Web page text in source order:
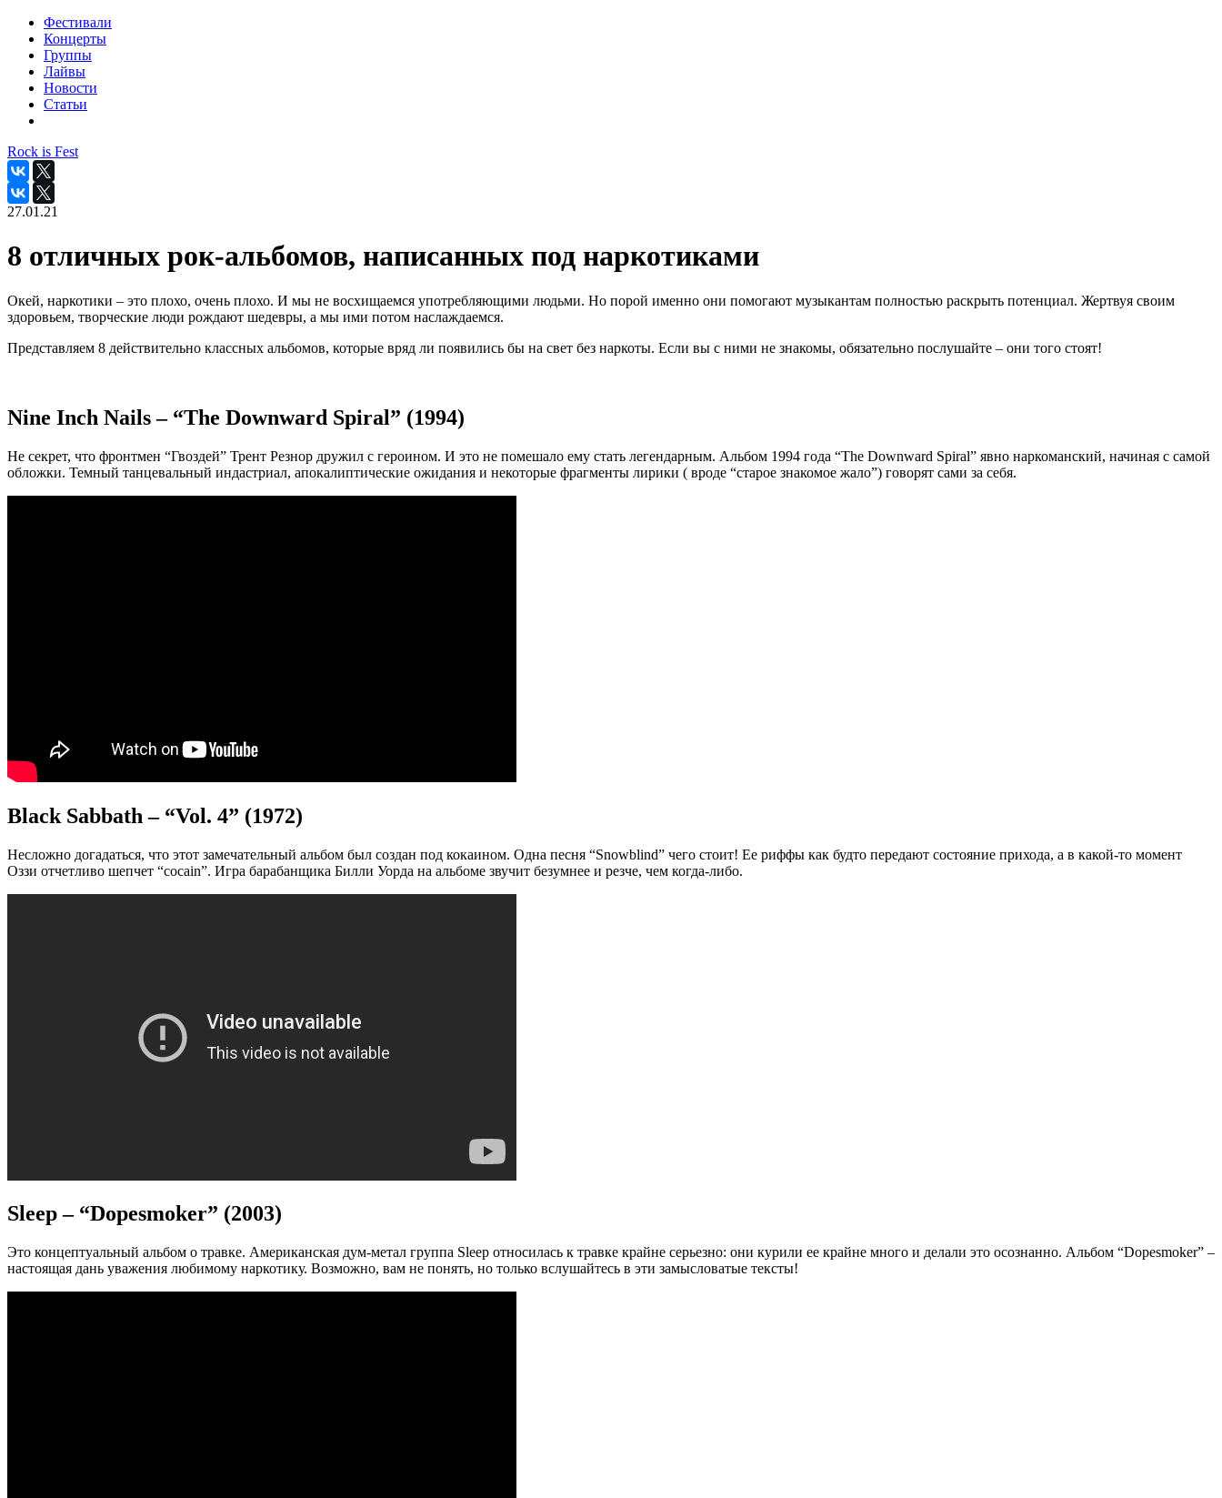
Фестивали
Концерты
Группы
Лайвы
Новости
Статьи
Rock is Fest
27.01.21
8 отличных рок-альбомов, написанных под наркотиками
Окей, наркотики – это плохо, очень плохо. И мы не восхищаемся употребляющими людьми. Но порой именно они помогают музыкантам полностью раскрыть потенциал. Жертвуя своим
здоровьем, творческие люди рождают шедевры, а мы ими потом наслаждаемся.
Представляем 8 действительно классных альбомов, которые вряд ли появились бы на свет без наркоты. Если вы с ними не знакомы, обязательно послушайте – они того стоят!
Nine Inch Nails – “The Downward Spiral” (1994)
Не секрет, что фронтмен “Гвоздей” Трент Резнор дружил с героином. И это не помешало ему стать легендарным. Альбом 1994 года “The Downward Spiral” явно наркоманский, начиная с самой
обложки. Темный танцевальный индастриал, апокалиптические ожидания и некоторые фрагменты лирики ( вроде “старое знакомое жало”) говорят сами за себя.
Black Sabbath – “Vol. 4” (1972)
Несложно догадаться, что этот замечательный альбом был создан под кокаином. Одна песня “Snowblind” чего стоит! Ее риффы как будто передают состояние прихода, а в какой-то момент
Оззи отчетливо шепчет “cocain”. Игра барабанщика Билли Уорда на альбоме звучит безумнее и резче, чем когда-либо.
Sleep – “Dopesmoker” (2003)
Это концептуальный альбом о травке. Американская дум-метал группа Sleep относилась к травке крайне серьезно: они курили ее крайне много и делали это осознанно. Альбом “Dopesmoker” –
настоящая дань уважения любимому наркотику. Возможно, вам не понять, но только вслушайтесь в эти замысловатые тексты!